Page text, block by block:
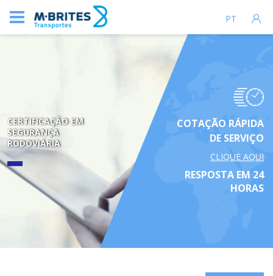
PT
CERTIFICAÇÃO EM
SEGURANÇA
RODOVIÁRIA
COTAÇÃO RÁPIDA
DE SERVIÇO
CLIQUE AQUI
RESPOSTA EM 24
HORAS